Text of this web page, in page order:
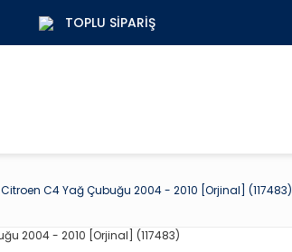
TOPLU SIPARIŞ
Citroen C4 Yağ Çubuğu 2004 - 2010 [Orjinal] (117483)